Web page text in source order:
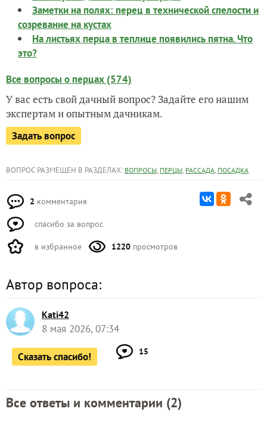
Заметки на полях: перец в технической спелости и
созревание на кустах
На листьях перца в теплице появились пятна. Что
это?
Все вопросы о перцах (574)
У вас есть свой дачный вопрос? Задайте его нашим
экспертам и опытным дачникам.
Задать вопрос
ВОПРОС РАЗМЕЩЕН В РАЗДЕЛАХ: ВОПРОСЫ, ПЕРЦЫ, РАССАДА, ПОСАДКА
2 комментария
спасибо за вопрос
в избранное 1220 просмотров
Автор вопроса:
Kati42
8 мая 2026, 07:34
Сказать спасибо! 15
Все ответы и комментарии (2)